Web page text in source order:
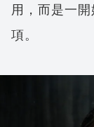
用，而是一
項。